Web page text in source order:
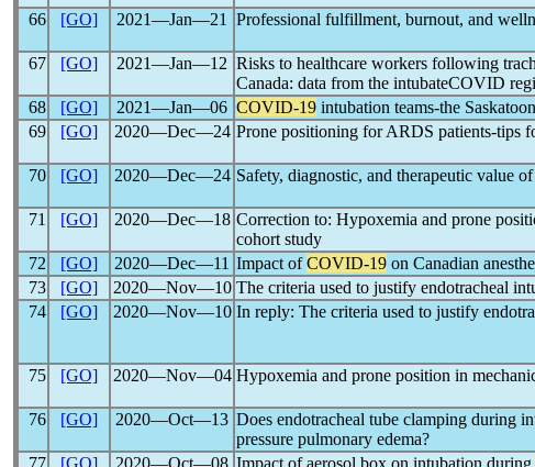
66
[GO] 2021―Jan―21 Professional fulfillment, burnout, and
67
[GO] 2021―Jan―12 Risks to healthcare workers following
Canada: data from the intubateCOVID
68
[GO] 2021―Jan―06 COVID-19 intubation teams-the
69
[GO] 2020―Dec―24 Prone positioning for ARDS patients-tips
70
[GO] 2020―Dec―24 Safety, diagnostic, and therapeutic value
71
[GO] 2020―Dec―18 Correction to: Hypoxemia and prone
cohort study
72
[GO] 2020―Dec―11 Impact ofCOVID-19 on Canadian
73
[GO] 2020―Nov―10 The criteria used to justify endotracheal
74
[GO] 2020―Nov―10 In reply: The criteria used to justify
75
[GO] 2020―Nov―04 Hypoxemia and prone position in
76
[GO] 2020―Oct―13 Does endotracheal tube clamping during
pressure pulmonary edema?
77 [GO] 2020―Oct―08 Impact of aerosol box on intubation during